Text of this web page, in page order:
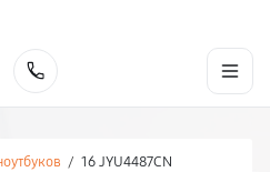
/ 16 JYU4487CN